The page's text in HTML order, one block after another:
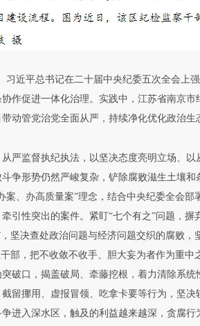
习近平总书记在二十届中央纪委五次全会上
作促进一体化治理。实践中，江苏省南京
动管党治党全面从严，持续净化优化政治生
监督执纪执法，以坚决态度亮明立场、以
形势仍然严峻复杂，铲除腐败滋生土壤和
、办高质量案”理念，结合中央纪委全会
引性突出的案件。紧盯“七个有之”问题，摒
坚决查处政治问题与经济问题交织的腐败
部，把不收敛不收手、胆大妄为者作为重
破口，揭盖破局、牵藤挖根，着力清除系
留挪用、虚报冒领、吃拿卡要等行为，坚决
入深水区，触及的利益越来越深，贪腐行